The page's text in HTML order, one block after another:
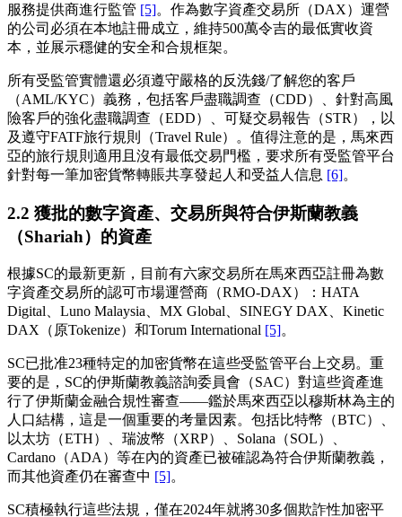
服務提供商進行監管 [5]。作為數字資產交易所（DAX）運營
的公司必須在本地註冊成立，維持500萬令吉的最低實收資
本，並展示穩健的安全和合規框架。
所有受監管實體還必須遵守嚴格的反洗錢/了解您的客戶
（AML/KYC）義務，包括客戶盡職調查（CDD）、針對高風
險客戶的強化盡職調查（EDD）、可疑交易報告（STR），以
及遵守FATF旅行規則（Travel Rule）。值得注意的是，馬來西
亞的旅行規則適用且沒有最低交易門檻，要求所有受監管平台
針對每一筆加密貨幣轉賬共享發起人和受益人信息 [6]。
2.2 獲批的數字資產、交易所與符合伊斯蘭教義
（Shariah）的資產
根據SC的最新更新，目前有六家交易所在馬來西亞註冊為數
字資產交易所的認可市場運營商（RMO-DAX）：HATA
Digital、Luno Malaysia、MX Global、SINEGY DAX、Kinetic
DAX（原Tokenize）和Torum International [5]。
SC已批准23種特定的加密貨幣在這些受監管平台上交易。重
要的是，SC的伊斯蘭教義諮詢委員會（SAC）對這些資產進
行了伊斯蘭金融合規性審查——鑑於馬來西亞以穆斯林為主的
人口結構，這是一個重要的考量因素。包括比特幣（BTC）、
以太坊（ETH）、瑞波幣（XRP）、Solana（SOL）、
Cardano（ADA）等在內的資產已被確認為符合伊斯蘭教義，
而其他資產仍在審查中 [5]。
SC積極執行這些法規，僅在2024年就將30多個欺詐性加密平